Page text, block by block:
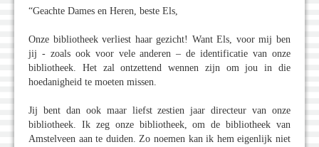
“Geachte Dames en Heren, beste Els,
Onze bibliotheek verliest haar gezicht! Want Els, voor mij ben
jij - zoals ook voor vele anderen – de identificatie van onze
bibliotheek. Het zal ontzettend wennen zijn om jou in die
hoedanigheid te moeten missen.
Jij bent dan ook maar liefst zestien jaar directeur van onze
bibliotheek. Ik zeg onze bibliotheek, om de bibliotheek van
Amstelveen aan te duiden. Zo noemen kan ik hem eigenlijk niet